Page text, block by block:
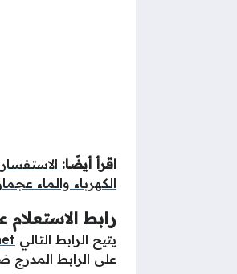
اقرأ أيضًا:
الكهرباء والماء
رابط الاستعلام
يتيح الرابط التالي
على الرابط